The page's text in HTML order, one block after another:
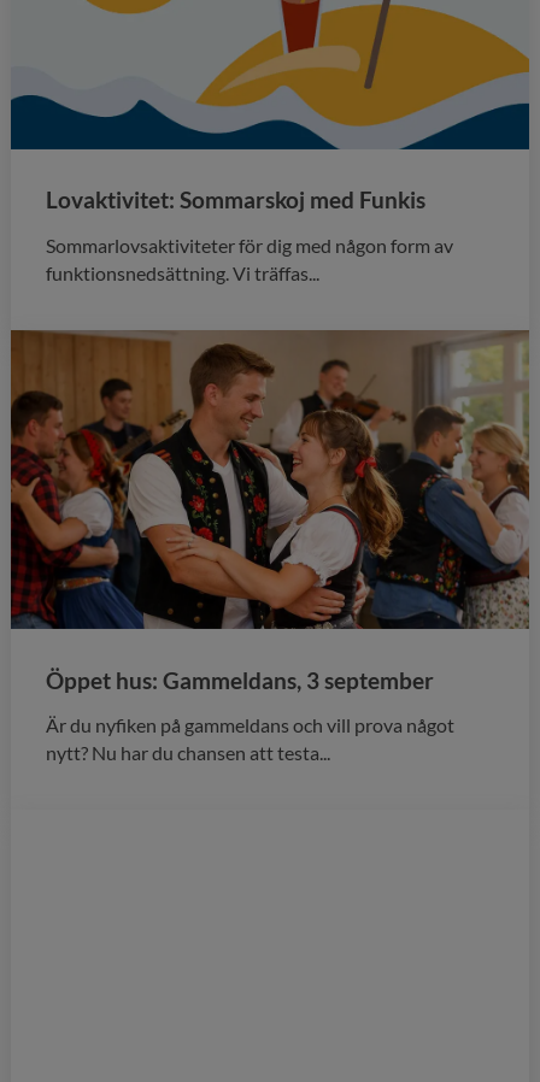
Lovaktivitet: Sommarskoj med Funkis
Sommarlovsaktiviteter för dig med någon form av
funktionsnedsättning. Vi träffas...
Öppet hus: Gammeldans, 3 september
Är du nyfiken på gammeldans och vill prova något
nytt? Nu har du chansen att testa...